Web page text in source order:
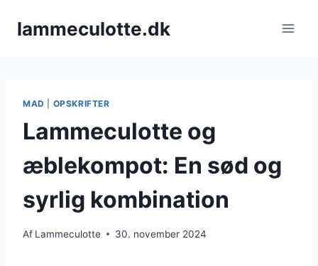
lammeculotte.dk
MAD OPSKRIFTER
Lammeculotte og
æblekompot: En sød og
syrlig kombination
Af Lammeculotte 30. november 2024